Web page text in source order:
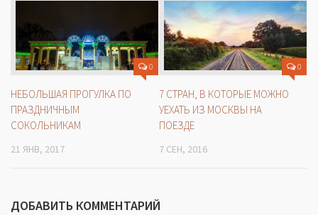
0
НЕБОЛЬШАЯ ПРОГУЛКА ПО
ПРАЗДНИЧНЫМ
СОКОЛЬНИКАМ
21 ЯНВ, 2017
0
7 СТРАН, В КОТОРЫЕ МОЖНО
УЕХАТЬ ИЗ МОСКВЫ НА
ПОЕЗДЕ
7 СЕН, 2016
ДОБАВИТЬ КОММЕНТАРИЙ